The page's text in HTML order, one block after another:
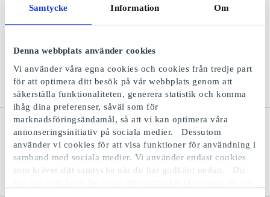
Samtycke Information Om
Denna webbplats använder cookies
Vi använder våra egna cookies och cookies från tredje part
för att optimera ditt besök på vår webbplats genom att
säkerställa funktionaliteten, generera statistik och komma
ihåg dina preferenser, såväl som för
marknadsföringsändamål, så att vi kan optimera våra
annonseringsinitiativ på sociala medier. Dessutom
använder vi cookies för att visa funktioner för användning i
samband med sociala medier. Vi använder endast cookies
som kräver ditt samtycke när du har godkänt nedan. Du
IKEA SE Presentkort
Den perfekta presenten för
alla som älskar möbler,
inredning och dekor
Guldfynd SE Presentkort
smyckeföretag